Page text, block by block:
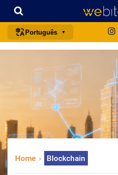
Português
english
español
français
deutsch
中文
Home Blockchain